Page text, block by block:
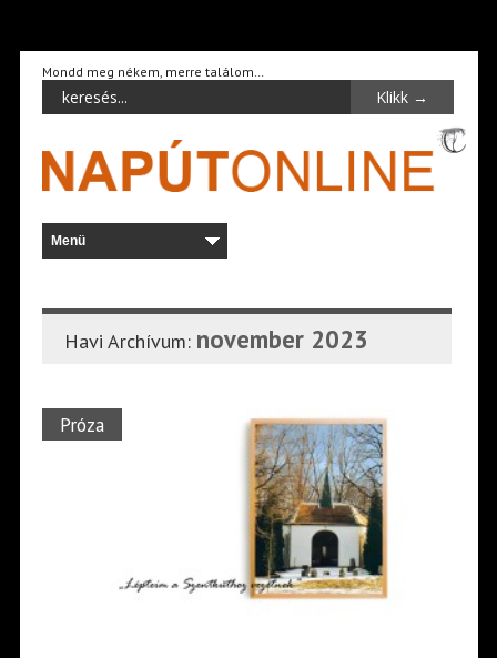
Mondd meg nékem, merre találom…
Havi Archívum: november 2023
Próza